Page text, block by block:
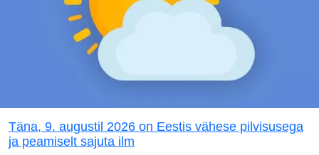
Täna, 9. augustil 2026 on Eestis vähese pilvisusega
ja peamiselt sajuta ilm